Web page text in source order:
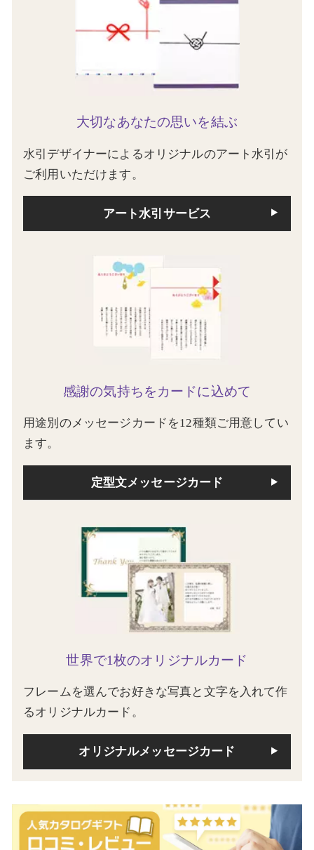
大切なあなたの思いを結ぶ
水引デザイナーによるオリジナルのアート水引が
ご利用いただけます。
アート水引サービス
感謝の気持ちをカードに込めて
用途別のメッセージカードを12種類ご用意してい
ます。
定型文メッセージカード
世界で1枚のオリジナルカード
フレームを選んでお好きな写真と文字を入れて作
るオリジナルカード。
オリジナルメッセージカード